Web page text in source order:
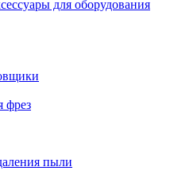
для оборудования
фрез
пыли